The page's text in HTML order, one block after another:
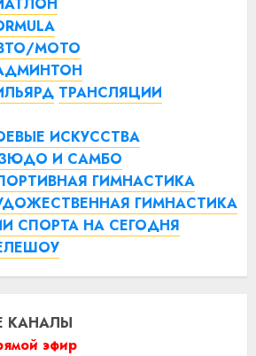
МОТО
ТРАНСЛЯЦИИ
ИСКУССТВА
И САМБО
ГИМНАСТИКА
ГИМНАСТИКА
СПОРТА НА СЕГОДНЯ
КАНАЛЫ
эфир